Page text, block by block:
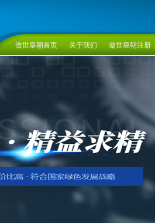
傲世皇朝首页 关于我们 傲世皇朝注册